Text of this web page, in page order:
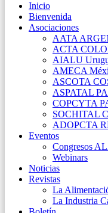
Inicio
Bienvenida
Asociaciones
AATA
ACTA
AIALU
AMECA
ASCOTA
ASPATAL
COPCYTA
SOCHITAL
ADOPCTA
Eventos
Congresos
Webinars
Noticias
Revistas
La
La Industria